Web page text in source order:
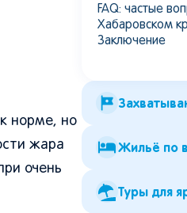
норме, но
жара
очень
FAQ: частые
Хабаровском
Заключение
Жильё по
Туры для